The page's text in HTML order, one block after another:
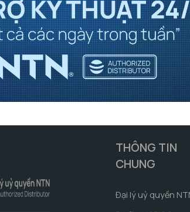
THÔNG TIN
CHUNG
Đại lý uỷ quyền